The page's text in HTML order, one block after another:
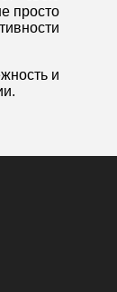
просто
и